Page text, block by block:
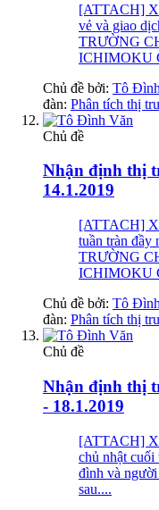
[ATTACH]
vẻ và giao
TRƯỜNG
ICHIMOKU
Chủ đề bởi: Tô
đàn: Phân tích thị
Chủ đề
Nhận định thị
14.1.2019
[ATTACH]
tuần tràn
TRƯỜNG
ICHIMOKU
Chủ đề bởi: Tô
đàn: Phân tích thị
Chủ đề
Nhận định thị
- 18.1.2019
[ATTACH]
chủ nhật cuối
đình và người
sau....